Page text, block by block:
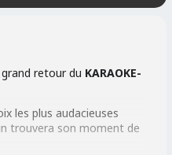
retour du KARAOKE-
les plus audacieuses
trouvera son moment de